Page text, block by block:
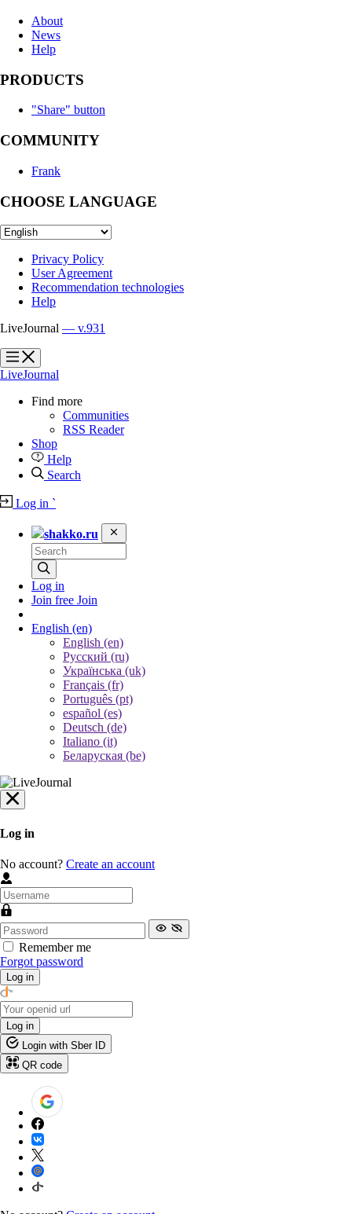
About
News
Help
PRODUCTS
"Share" button
COMMUNITY
Frank
CHOOSE LANGUAGE
Privacy Policy
User Agreement
Recommendation technologies
Help
LiveJournal — v.931
?
?
LiveJournal
Find more
Communities
RSS Reader
Shop
Help
Search
Log in `
shakko.ru
Log in
Join free Join
English (en)
English (en)
Русский (ru)
Українська (uk)
Français (fr)
Português (pt)
español (es)
Deutsch (de)
Italiano (it)
Беларуская (be)
Log in
No account? Create an account
Remember me
Forgot password
Log in
Log in
Login with Sber ID
QR code